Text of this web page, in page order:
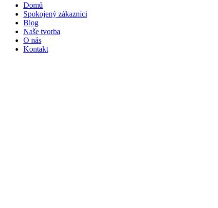
Domů
Spokojený zákazníci
Blog
Naše tvorba
O nás
Kontakt